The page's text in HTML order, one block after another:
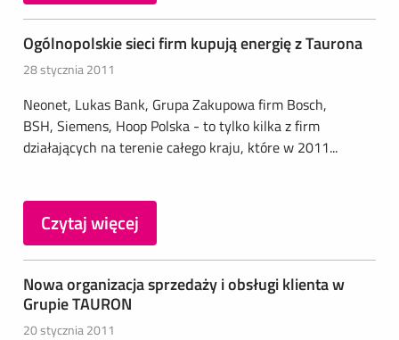
Ogólnopolskie sieci firm kupują energię z Taurona
28 stycznia 2011
Neonet, Lukas Bank, Grupa Zakupowa firm Bosch,
BSH, Siemens, Hoop Polska - to tylko kilka z firm
działających na terenie całego kraju, które w 2011...
Czytaj więcej
Nowa organizacja sprzedaży i obsługi klienta w
Grupie TAURON
20 stycznia 2011